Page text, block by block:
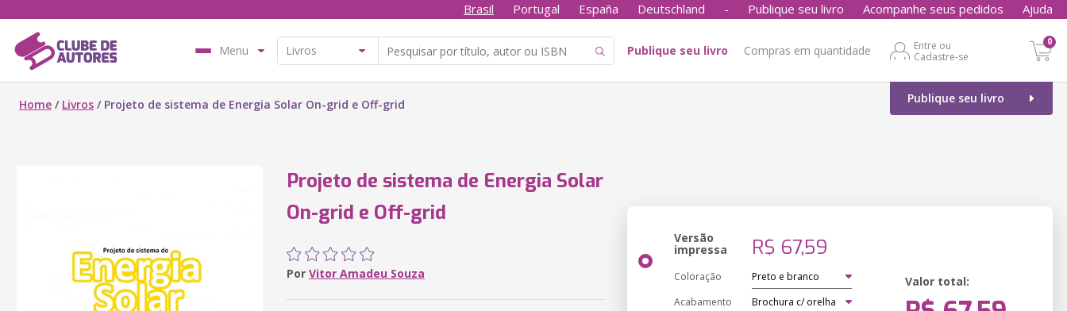
Brasil Portugal España Deutschland - Publique seu livro Acompanhe seus pedidos Ajuda
Menu Publique seu livro Compras em quantidade
Entre ou
Cadastre-se
0
Publique seu livro
Home / Livros / Projeto de sistema de Energia Solar On-grid e Off-grid
Projeto de sistema de Energia Solar
On-grid e Off-grid
Por Vitor Amadeu Souza
Versão
impressa R$ 67,59
Coloração
Acabamento
Valor total: